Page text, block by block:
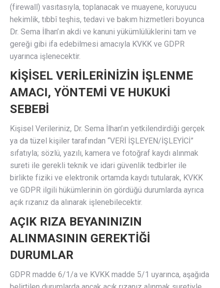
(firewall) vasıtasıyla, toplanacak ve muayene, koruyucu
hekimlik, tıbbî teşhis, tedavi ve bakım hizmetleri boyunca
Dr. Sema İlhan’ın akdi ve kanuni yükümlülüklerini tam ve
gereği gibi ifa edebilmesi amacıyla KVKK ve GDPR
uyarınca işlenecektir.
KİŞİSEL VERİLERİNİZİN İŞLENME
AMACI, YÖNTEMİ VE HUKUKİ
SEBEBİ
Kişisel Verileriniz, Dr. Sema İlhan’ın yetkilendirdiği gerçek
ya da tüzel kişiler tarafından “VERİ İŞLEYEN/İŞLEYİCİ”
sıfatıyla; sözlü, yazılı, kamera ve fotoğraf kaydı alınmak
sureti ile gerekli teknik ve idari güvenlik tedbirler ile
birlikte fiziki ve elektronik ortamda kaydı tutularak, KVKK
ve GDPR ilgili hükümlerinin ön gördüğü durumlarda ayrıca
açık rızanız da alınarak işlenebilecektir.
AÇIK RIZA BEYANINIZIN
ALINMASININ GEREKTİĞİ
DURUMLAR
GDPR madde 6/1/a ve KVKK madde 5/1 uyarınca, aşağıda